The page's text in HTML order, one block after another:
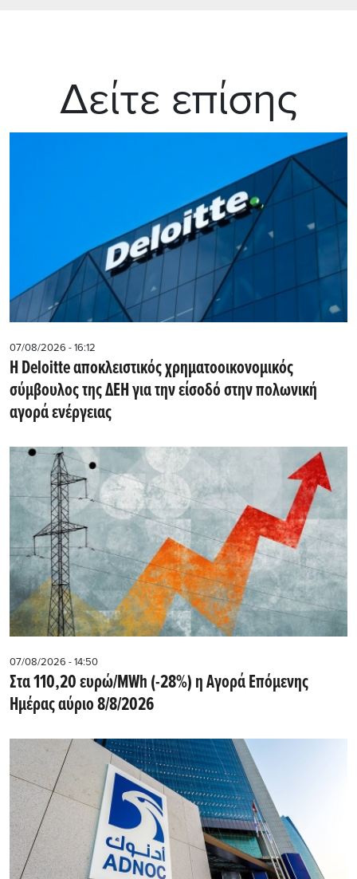
Δείτε επίσης
07/08/2026 - 16:12
Η Deloitte αποκλειστικός χρηματοοικονομικός
σύμβουλος της ΔΕΗ για την είσοδό στην πολωνική
αγορά ενέργειας
07/08/2026 - 14:50
Στα 110,20 ευρώ/MWh (-28%) η Αγορά Επόμενης
Ημέρας αύριο 8/8/2026